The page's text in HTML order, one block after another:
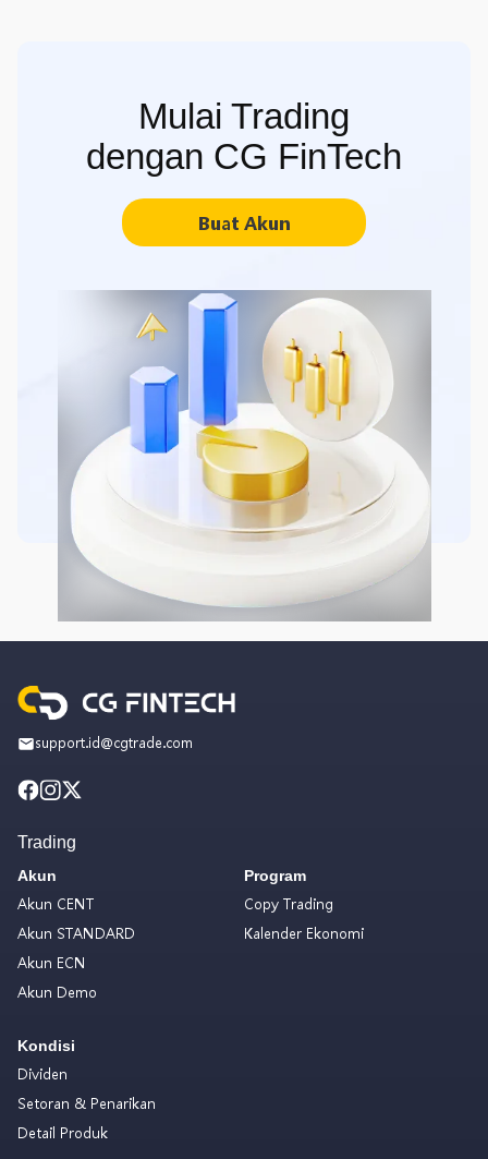
Mulai Trading
dengan CG FinTech
Buat Akun
support.id@cgtrade.com
Trading
Akun
Akun CENT
Akun STANDARD
Akun ECN
Akun Demo
Kondisi
Dividen
Setoran & Penarikan
Detail Produk
Program
Copy Trading
Kalender Ekonomi